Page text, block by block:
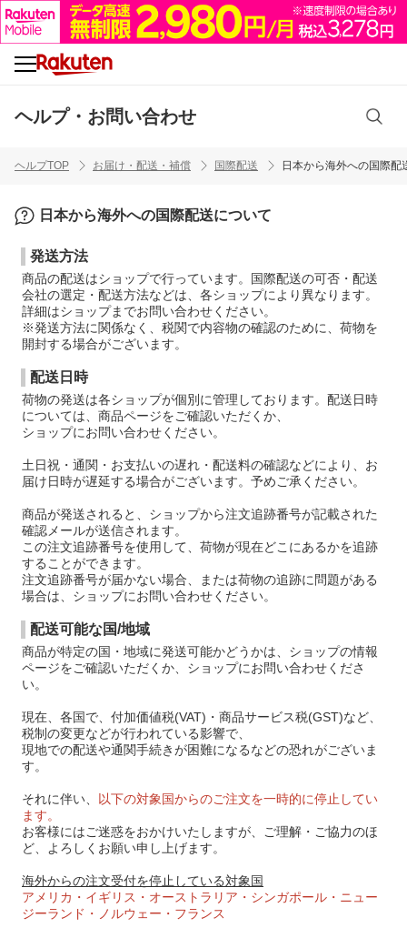
ヘルプ・お問い合わせ
ヘルプTOP お届け・配送・補償 国際配送 日本から海外への国際配
日本から海外への国際配送について
発送方法
商品の配送はショップで行っています。国際配送の可否・配送
会社の選定・配送方法などは、各ショップにより異なります。
詳細はショップまでお問い合わせください。
※発送方法に関係なく、税関で内容物の確認のために、荷物を
開封する場合がございます。
配送日時
荷物の発送は各ショップが個別に管理しております。配送日時
については、商品ページをご確認いただくか、
ショップにお問い合わせください。
土日祝・通関・お支払いの遅れ・配送料の確認などにより、お
届け日時が遅延する場合がございます。予めご承ください。
商品が発送されると、ショップから注文追跡番号が記載された
確認メールが送信されます。
この注文追跡番号を使用して、荷物が現在どこにあるかを追跡
することができます。
注文追跡番号が届かない場合、または荷物の追跡に問題がある
場合は、ショップにお問い合わせください。
配送可能な国/地域
商品が特定の国・地域に発送可能かどうかは、ショップの情報
ページをご確認いただくか、ショップにお問い合わせくださ
い。
現在、各国で、付加価値税(VAT)・商品サービス税(GST)など、
税制の変更などが行われている影響で、
現地での配送や通関手続きが困難になるなどの恐れがございま
す。
それに伴い、
以下の対象国からのご注文を一時的に停止してい
ます。
お客様にはご迷惑をおかけいたしますが、ご理解・ご協力のほ
ど、よろしくお願い申し上げます。
海外からの注文受付を停止している対象国
アメリカ・イギリス・オーストラリア・シンガポール・ニュー
ジーランド・ノルウェー・フランス